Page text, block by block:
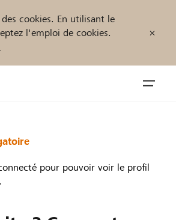
cookies. En utilisant le
l'emploi de cookies.
maintenant
pour pouvoir voir le profil